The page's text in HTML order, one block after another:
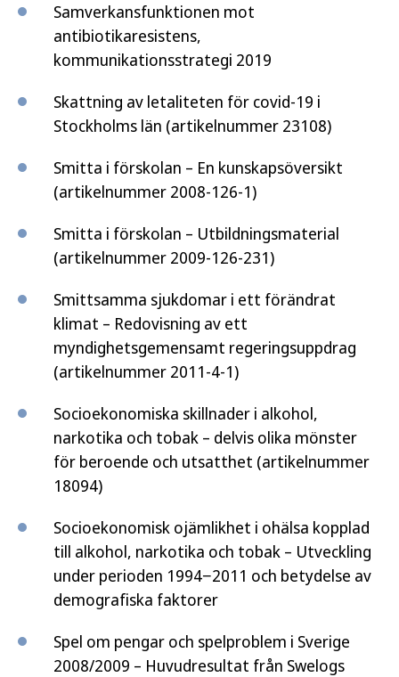
Samverkansfunktionen mot
antibiotikaresistens,
kommunikationsstrategi 2019
Skattning av letaliteten för covid-19 i
Stockholms län (artikelnummer 23108)
Smitta i förskolan – En kunskapsöversikt
(artikelnummer 2008-126-1)
Smitta i förskolan – Utbildningsmaterial
(artikelnummer 2009-126-231)
Smittsamma sjukdomar i ett förändrat
klimat – Redovisning av ett
myndighetsgemensamt regeringsuppdrag
(artikelnummer 2011-4-1)
Socioekonomiska skillnader i alkohol,
narkotika och tobak – delvis olika mönster
för beroende och utsatthet (artikelnummer
18094)
Socioekonomisk ojämlikhet i ohälsa kopplad
till alkohol, narkotika och tobak – Utveckling
under perioden 1994−2011 och betydelse av
demografiska faktorer
Spel om pengar och spelproblem i Sverige
2008/2009 – Huvudresultat från Swelogs